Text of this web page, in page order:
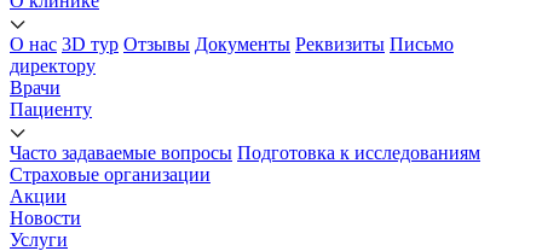
О нас 3D тур Отзывы Документы Реквизиты Письмо
директору
Врачи
Пациенту
Часто задаваемые вопросы Подготовка к исследованиям
Страховые организации
Акции
Новости
Услуги